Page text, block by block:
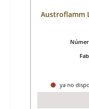
Austroflamm
ya no